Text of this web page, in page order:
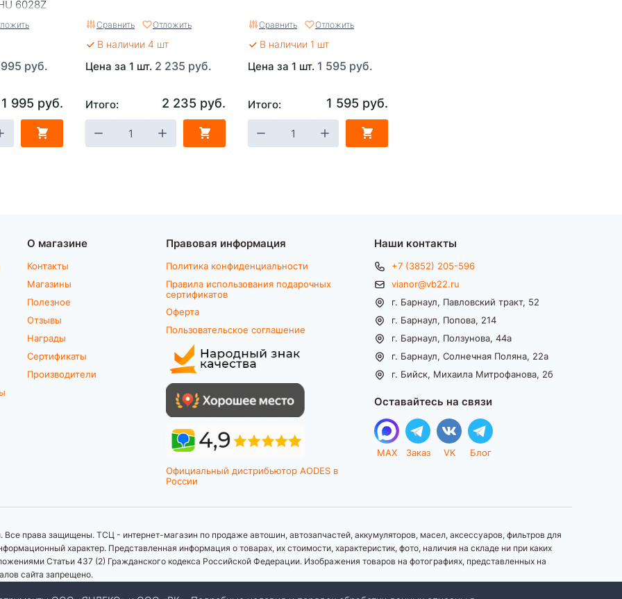
6028Z
995 руб.
1 995 руб.
Сравнить Отложить
В наличии 4 шт
Цена за 1 шт. 2 235 руб.
Итого: 2 235 руб.
Сравнить Отложить
В наличии 1 шт
Цена за 1 шт. 1 595 руб.
Итого: 1 595 руб.
О магазине
Контакты
Магазины
Полезное
Отзывы
Награды
Сертификаты
Производители
Правовая информация
Политика конфиденциальности
Правила использования подарочных
сертификатов
Оферта
Пользовательское соглашение
Официальный дистрибьютор AODES в
России
Наши контакты
+7 (3852) 205-596
vianor@vb22.ru
г. Барнаул, Павловский тракт, 52
г. Барнаул, Попова, 214
г. Барнаул, Ползунова, 44а
г. Барнаул, Солнечная Поляна, 22а
г. Бийск, Михаила Митрофанова, 2б
Оставайтесь на связи
MAX Заказ VK Блог
права защищены. ТСЦ - интернет-магазин по продаже автошин, автозапчастей, аккумуляторов, масел, аксессуаров, фильтров для
характер. Представленная информация о товарах, их стоимости, характеристик, фото, наличия на складе ни при каких
Статьи 437 (2) Гражданского кодекса Российской Федерации. Изображения товаров на фотографиях, представленных на
сайта запрещено.